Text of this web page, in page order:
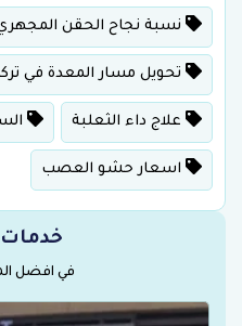
نسبة نجاح الحقن
تحويل مسار المعدة في
علاج داء الثعلبة
اسعار حشو العصب
خدمات
في افضل